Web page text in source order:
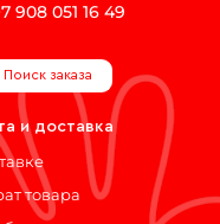
908 051 16 49
Поиск заказа
и доставка
товара